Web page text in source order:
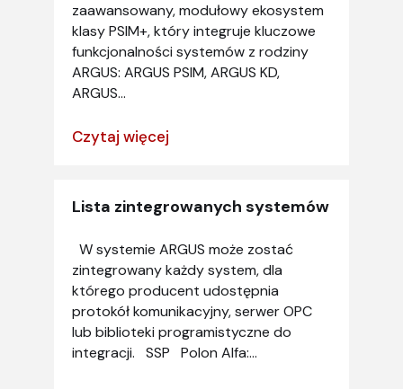
zaawansowany, modułowy ekosystem
klasy PSIM+, który integruje kluczowe
funkcjonalności systemów z rodziny
ARGUS: ARGUS PSIM, ARGUS KD,
ARGUS...
Czytaj więcej
Lista zintegrowanych systemów
W systemie ARGUS może zostać
zintegrowany każdy system, dla
którego producent udostępnia
protokół komunikacyjny, serwer OPC
lub biblioteki programistyczne do
integracji. SSP Polon Alfa:...